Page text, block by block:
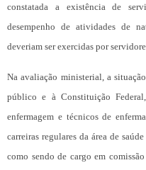
constatada a existência de
desempenho de atividades de
deveriam ser exercidas por
Na avaliação ministerial, a
público e à Constituição
enfermagem e técnicos de
carreiras regulares da área de
como sendo de cargo em